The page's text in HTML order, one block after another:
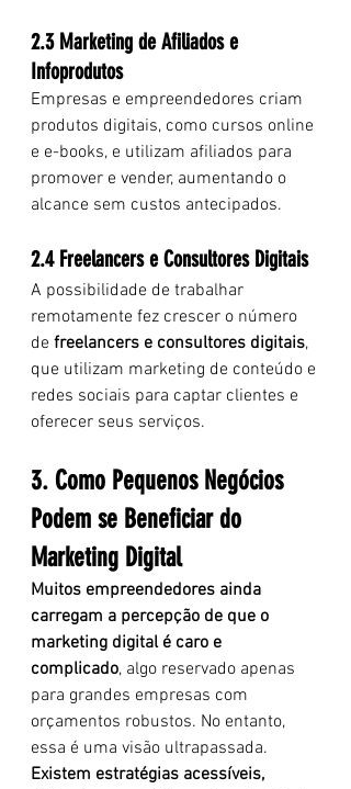
2.3 Marketing de Afiliados e
Infoprodutos
Empresas e empreendedores criam
produtos digitais, como cursos online
e e-books, e utilizam afiliados para
promover e vender, aumentando o
alcance sem custos antecipados.
2.4 Freelancers e Consultores Digitais
A possibilidade de trabalhar
remotamente fez crescer o número
de freelancers e consultores digitais,
que utilizam marketing de conteúdo e
redes sociais para captar clientes e
oferecer seus serviços.
3. Como Pequenos Negócios
Podem se Beneficiar do
Marketing Digital
Muitos empreendedores ainda
carregam a percepção de que o
marketing digital é caro e
complicado, algo reservado apenas
para grandes empresas com
orçamentos robustos. No entanto,
essa é uma visão ultrapassada.
Existem estratégias acessíveis,